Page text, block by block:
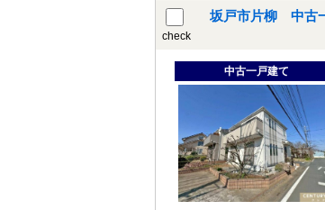
check
坂戸市片柳 中古
中古一戸建て